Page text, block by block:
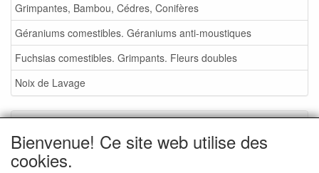
Grimpantes, Bambou, Cédres, Conifères
Géraniums comestibles. Géraniums anti-moustiques
Fuchsias comestibles. Grimpants. Fleurs doubles
Noix de Lavage
Foire aux plantes 2026
Bienvenue! Ce site web utilise des
cookies.